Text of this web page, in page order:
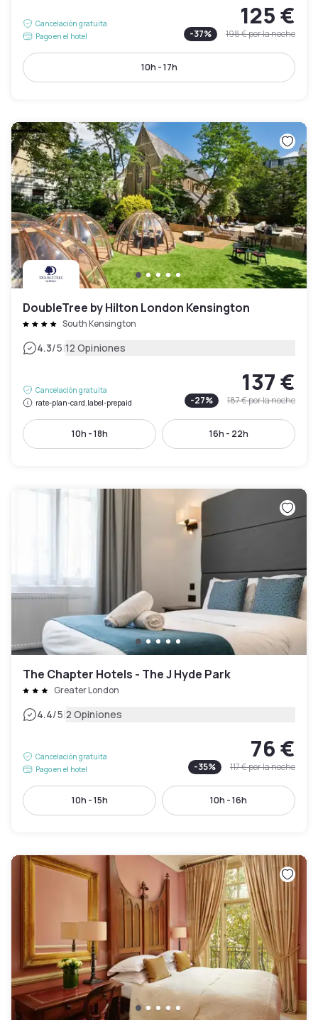
Cancelación gratuita
Pago en el hotel
125 €
-37% 198 €por la noche
10h - 17h
DoubleTree by Hilton London Kensington
South Kensington
4.3/5|12 Opiniones
Cancelación gratuita
rate-plan-card.label-prepaid
137 €
-27% 187 €por la noche
10h - 18h 16h - 22h
The Chapter Hotels - The J Hyde Park
Greater London
4.4/5|2 Opiniones
Cancelación gratuita
Pago en el hotel
76 €
-35% 117 €por la noche
10h - 15h 10h - 16h